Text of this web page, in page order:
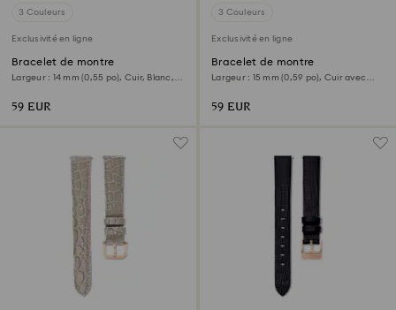
3 Couleurs
Exclusivité en ligne
Bracelet de montre
Largeur : 14 mm (0,55 po), Cuir, Blanc,
59 EUR
3 Couleurs
Exclusivité en ligne
Bracelet de montre
Largeur : 15 mm (0,59 po), Cuir avec
59 EUR